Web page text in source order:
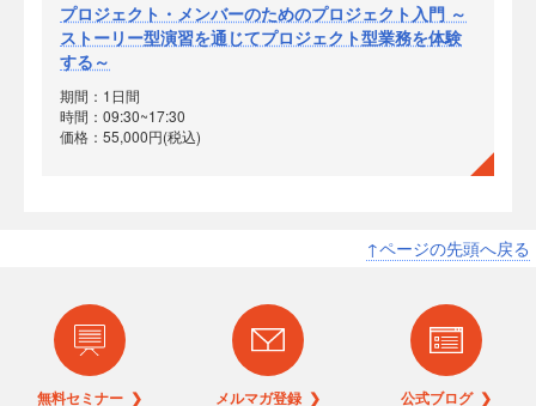
プロジェクト・メンバーのためのプロジェクト入門 ～
ストーリー型演習を通じてプロジェクト型業務を体験
する～
期間：1日間
時間：09:30~17:30
価格：55,000円(税込)
↑ページの先頭へ戻る
無料セミナー ❯ メルマガ登録 ❯ 公式ブログ ❯